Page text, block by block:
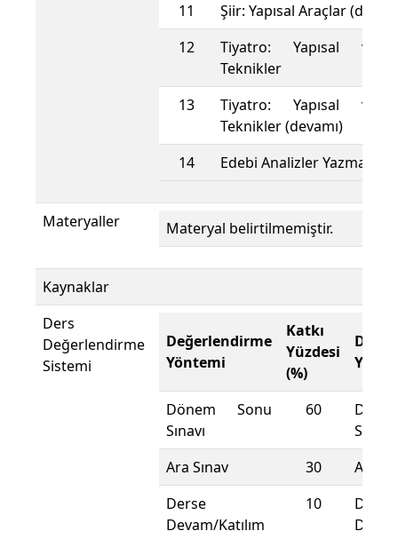
11
Şiir: Yapısal Araçlar
12
Tiyatro: Yapısal ve
Teknikler
13
Tiyatro: Yapısal ve
Teknikler (devamı)
14
Edebi Analizler Yazmak
Materyaller Materyal belirtilmemiştir.
Kaynaklar
Ders
Değerlendirme
Sistemi
Değerlendirme
Yöntemi
Katkı
Yüzdesi
(%)
Dönem Sonu
Sınavı
60
Sınavı
Ara Sınav
30
Ara
Derse
Devam/Katılım
10
Derse